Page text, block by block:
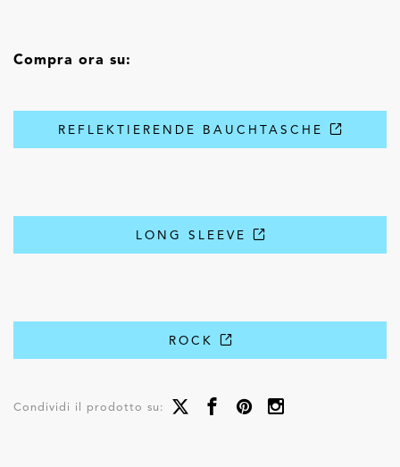
Compra ora su:
REFLEKTIERENDE BAUCHTASCHE
LONG SLEEVE
ROCK
Condividi il prodotto su: